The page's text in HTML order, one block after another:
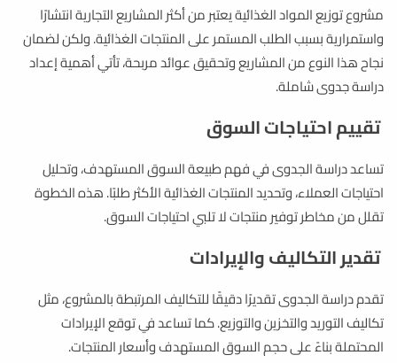
مشروع توزيع المواد الغذائية يعتبر من أكثر المشاريع التجارية انتشارًا
واستمرارية بسبب الطلب المستمر على المنتجات الغذائية. ولكن لضمان
نجاح هذا النوع من المشاريع وتحقيق عوائد مربحة، تأتي أهمية إعداد
دراسة جدوى شاملة.
تقييم احتياجات السوق
تساعد دراسة الجدوى في فهم طبيعة السوق المستهدف، وتحليل
احتياجات العملاء، وتحديد المنتجات الغذائية الأكثر طلبًا. هذه الخطوة
تقلل من مخاطر توفير منتجات لا تلبي احتياجات السوق.
تقدير التكاليف والإيرادات
تقدم دراسة الجدوى تقديرًا دقيقًا للتكاليف المرتبطة بالمشروع، مثل
تكاليف التوريد والتخزين والتوزيع. كما تساعد في توقع الإيرادات
المحتملة بناءً على حجم السوق المستهدف وأسعار المنتجات.